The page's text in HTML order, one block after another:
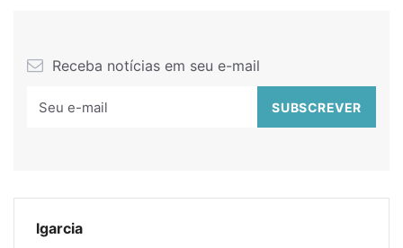
Receba notícias em seu e-mail
lgarcia